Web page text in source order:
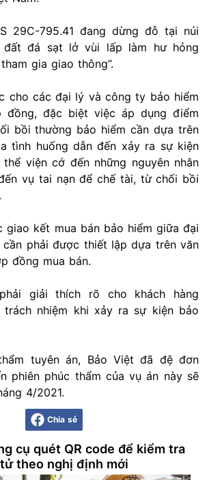
29C-795.41 đang dừng đỗ tại núi
đất đá sạt lở vùi lấp làm hư hỏng
gia giao thông”.
cho các đại lý và công ty bảo hiểm
đồng, đặc biệt việc áp dụng điểm
bồi thường bảo hiểm cần dựa trên
tình huống dẫn đến xảy ra sự kiện
thể viện cớ đến những nguyên nhân
vụ tai nạn để chế tài, từ chối bồi
giao kết mua bán bảo hiểm giữa đại
cần phải được thiết lập dựa trên văn
đồng mua bán.
giải thích rõ cho khách hàng
trách nhiệm khi xảy ra sự kiện bảo
tuyên án, Bảo Việt đã đệ đơn
phiên phúc thẩm của vụ án này sẽ
4/2021.
Chia sẻ
cụ quét QR code để kiểm tra
theo nghị định mới